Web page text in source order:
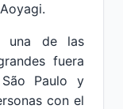
una de las
fuera
Paulo y
con el